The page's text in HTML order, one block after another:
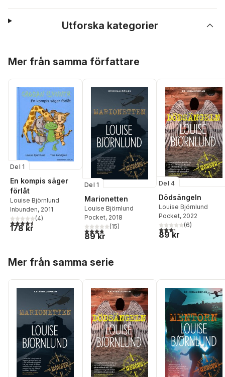
Utforska kategorier
Mer från samma författare
Del 1
En kompis säger
förlåt
Louise Björnlund
Inbunden, 2011
4,5utav 5 stjärnor. Totalt antal röster:
(4)
178 kr
Del 1
Marionetten
Louise Björnlund
Pocket, 2018
3,8utav 5 stjärnor. Totalt antal röster:
(15)
89 kr
Del 4
Dödsängeln
Louise Björnlund
Pocket, 2022
3,3utav 5 stjärnor.
(6)
89 kr
Mer från samma serie